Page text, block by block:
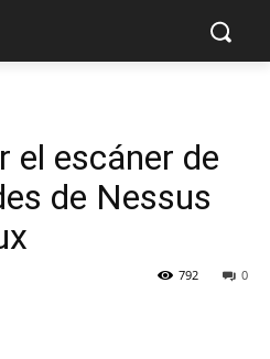
el escáner de
de Nessus
0
792